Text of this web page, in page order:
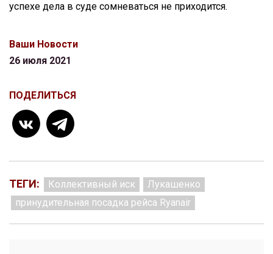
успехе дела в суде сомневаться не приходится.
Ваши Новости
26 июля 2021
ПОДЕЛИТЬСЯ
ТЕГИ: Коллективный иск
Лукашенко
принудительная посадка рейса Ryanair